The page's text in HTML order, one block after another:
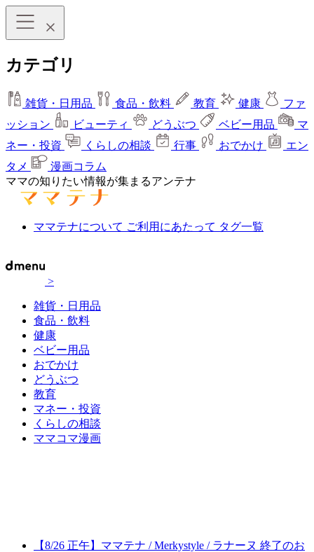
カテゴリ
雑貨・日用品 食品・飲料 教育 健康
ファ
ッション
ビューティ どうぶつ ベビー用品
マ
ネー・投資
くらしの相談 行事 おでかけ
エン
タメ
漫画コラム
ママの知りたい情報が集まるアンテナ
ママテナについて ご利用にあたって タグ一覧
>
雑貨・日用品
食品・飲料
健康
ベビー用品
おでかけ
どうぶつ
教育
マネー・投資
くらしの相談
ママコマ漫画
【8/26 正午】ママテナ / Merkystyle / ラナーヌ 終了のお